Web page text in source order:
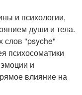
и психологии,
души и тела.
слов "psyche"
психосоматики
и
влияние на